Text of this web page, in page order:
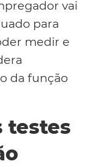
vai
para
medir e
da função
testes